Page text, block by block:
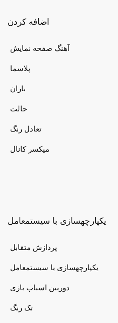
اضافه کردن
آهنگ صفحه نمایش
پلاسما
باران
حالت
تعادل رنگ
میکسر کانال
یکپارچهسازی با سیستمعامل
پردازش متقابل
یکپارچهسازی با سیستمعامل
دوربین اسباب بازی
تک رنگ